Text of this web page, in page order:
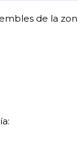
de la